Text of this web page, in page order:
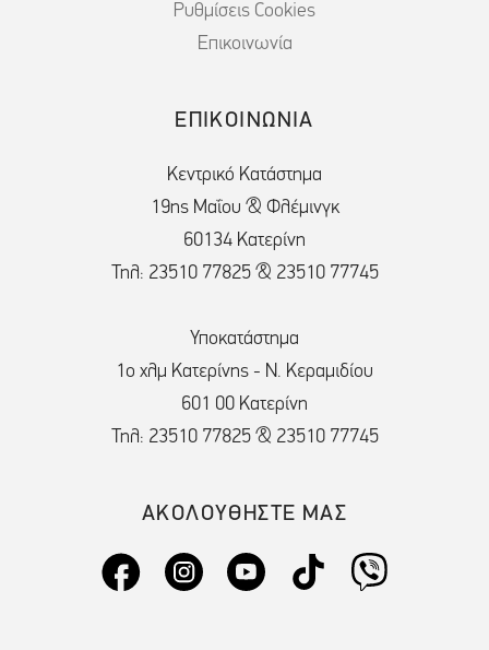
Ρυθμίσεις Cookies
Επικοινωνία
ΕΠΙΚΟΙΝΩΝΙΑ
Κεντρικό Κατάστημα
19ης Μαΐου & Φλέμινγκ
60134 Κατερίνη
Τηλ: 23510 77825 & 23510 77745
Υποκατάστημα
1ο χλμ Κατερίνης - Ν. Κεραμιδίου
601 00 Κατερίνη
Τηλ: 23510 77825 & 23510 77745
ΑΚΟΛΟΥΘΗΣΤΕ ΜΑΣ